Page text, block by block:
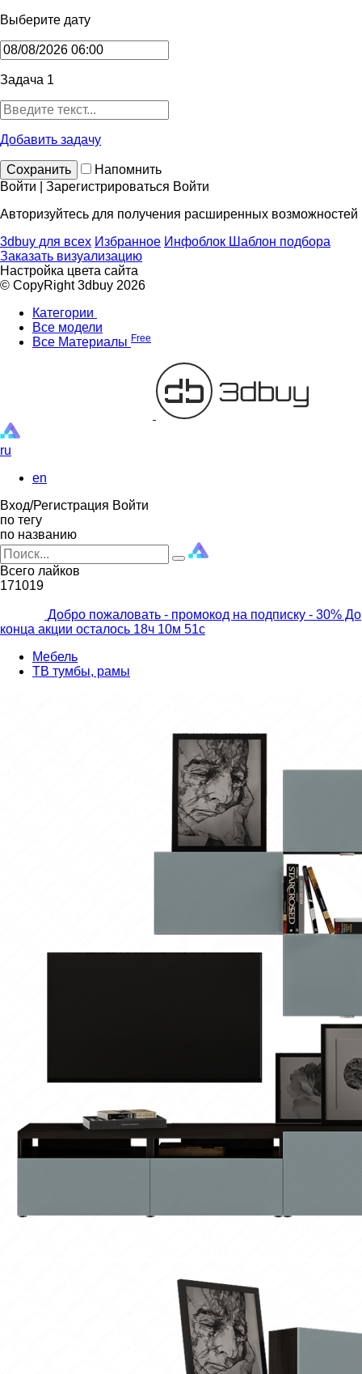
Выберите дату
Задача 1
Добавить задачу
Сохранить
Напомнить
Войти | Зарегистрироваться Войти
Авторизуйтесь для получения расширенных возможностей
3dbuy для всех Избранное Инфоблок Шаблон подбора
Заказать визуализацию
Настройка цвета сайта
© CopyRight 3dbuy 2026
Категории
Все модели
Все Материалы Free
ru
en
Вход/Регистрация Войти
по тегу
по названию
Всего лайков
171019
Добро пожаловать - промокод на подписку - 30% До
конца акции осталось 18ч 10м 49с
Мебель
ТВ тумбы, рамы